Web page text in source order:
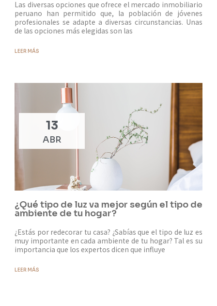
Las diversas opciones que ofrece el mercado inmobiliario
peruano han permitido que, la población de jóvenes
profesionales se adapte a diversas circunstancias. Unas
de las opciones más elegidas son las
LEER MÁS
¿Qué tipo de luz va mejor según el tipo de
ambiente de tu hogar?
13
ABR
¿Estás por redecorar tu casa? ¿Sabías que el tipo de luz es
muy importante en cada ambiente de tu hogar? Tal es su
importancia que los expertos dicen que influye
LEER MÁS